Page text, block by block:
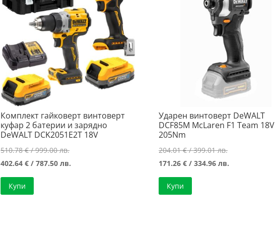
Комплект гайковерт винтоверт
куфар 2 батерии и зарядно
DeWALT DCK2051E2T 18V
510.78€/ 999.00 лв.Original
price
402.64€ / 787.50 лв.
Купи
Ударен винтоверт DeWALT
DCF85M McLaren F1 Team 18V
205Nm
204.01€/ 399.01 лв.Original
price
171.26 €/ 334.96 лв.Текущата
Купи